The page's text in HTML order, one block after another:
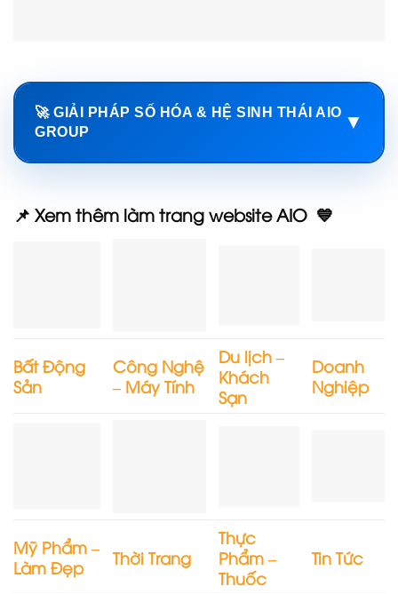
🚀 GIẢI PHÁP SỐ HÓA & HỆ SINH THÁI AIO
GROUP
▼
📌 Xem thêm làm trang website AIO 💙
Bất Động
Sản
Công Nghệ
– Máy Tính
Du lịch –
Khách
Sạn
Doanh
Nghiệp
Mỹ Phẩm –
Làm Đẹp
Thời Trang
Thực
Phẩm –
Thuốc
Tin Tức